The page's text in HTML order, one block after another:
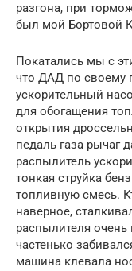
разгона, при
был мой Бортовой
Покатались мы с
что ДАД по своему
ускорительный
для обогащения
открытия
педаль газа рычаг
распылитель
тонкая струйка
топливную смесь.
наверное,
распылителя очень
частенько
машина клевала